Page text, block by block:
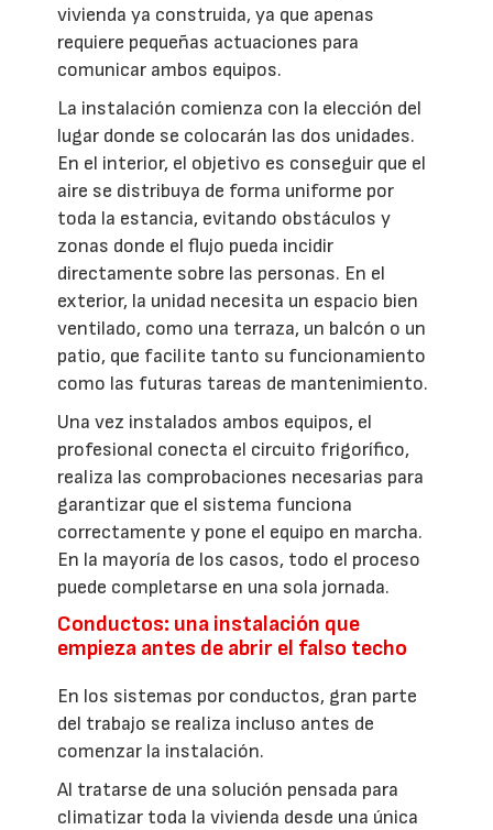
vivienda ya construida, ya que apenas
requiere pequeñas actuaciones para
comunicar ambos equipos.
La instalación comienza con la elección del
lugar donde se colocarán las dos unidades.
En el interior, el objetivo es conseguir que el
aire se distribuya de forma uniforme por
toda la estancia, evitando obstáculos y
zonas donde el flujo pueda incidir
directamente sobre las personas. En el
exterior, la unidad necesita un espacio bien
ventilado, como una terraza, un balcón o un
patio, que facilite tanto su funcionamiento
como las futuras tareas de mantenimiento.
Una vez instalados ambos equipos, el
profesional conecta el circuito frigorífico,
realiza las comprobaciones necesarias para
garantizar que el sistema funciona
correctamente y pone el equipo en marcha.
En la mayoría de los casos, todo el proceso
puede completarse en una sola jornada.
Conductos: una instalación que
empieza antes de abrir el falso techo
En los sistemas por conductos, gran parte
del trabajo se realiza incluso antes de
comenzar la instalación.
Al tratarse de una solución pensada para
climatizar toda la vivienda desde una única